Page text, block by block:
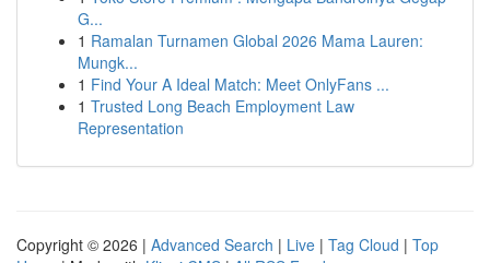
G...
1 Ramalan Turnamen Global 2026 Mama Lauren:
Mungk...
1 Find Your A Ideal Match: Meet OnlyFans ...
1 Trusted Long Beach Employment Law
Representation
Copyright © 2026 | Advanced Search | Live | Tag Cloud | Top